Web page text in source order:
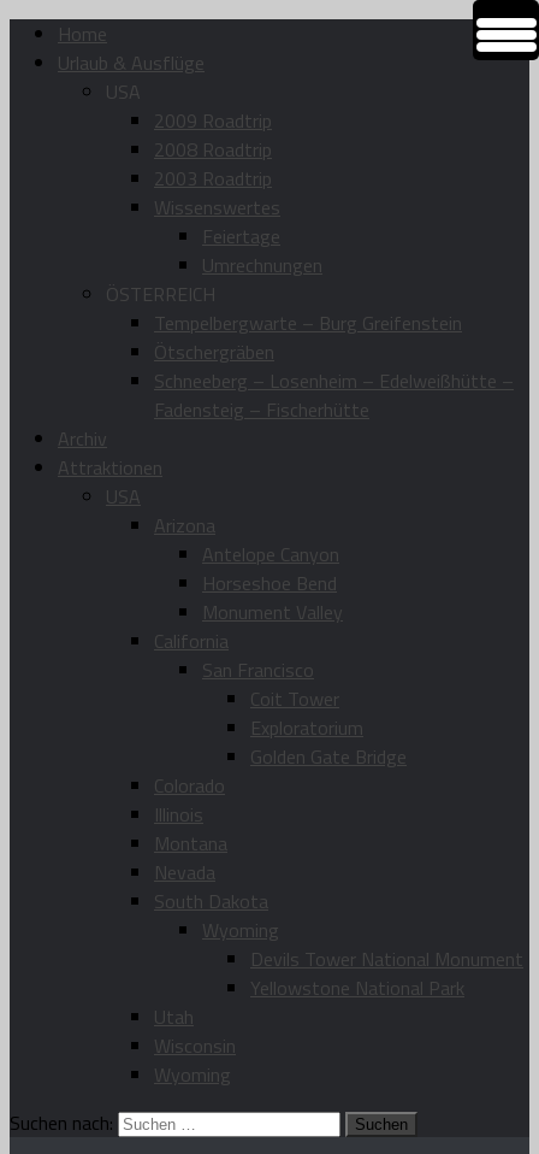
Home
Urlaub & Ausflüge
USA
2009 Roadtrip
2008 Roadtrip
2003 Roadtrip
Wissenswertes
Feiertage
Umrechnungen
ÖSTERREICH
Tempelbergwarte – Burg Greifenstein
Ötschergräben
Schneeberg – Losenheim – Edelweißhütte –
Fadensteig – Fischerhütte
Archiv
Attraktionen
USA
Arizona
Antelope Canyon
Horseshoe Bend
Monument Valley
California
San Francisco
Coit Tower
Exploratorium
Golden Gate Bridge
Colorado
Illinois
Montana
Nevada
South Dakota
Wyoming
Devils Tower National Monument
Yellowstone National Park
Utah
Wisconsin
Wyoming
Suchen nach: